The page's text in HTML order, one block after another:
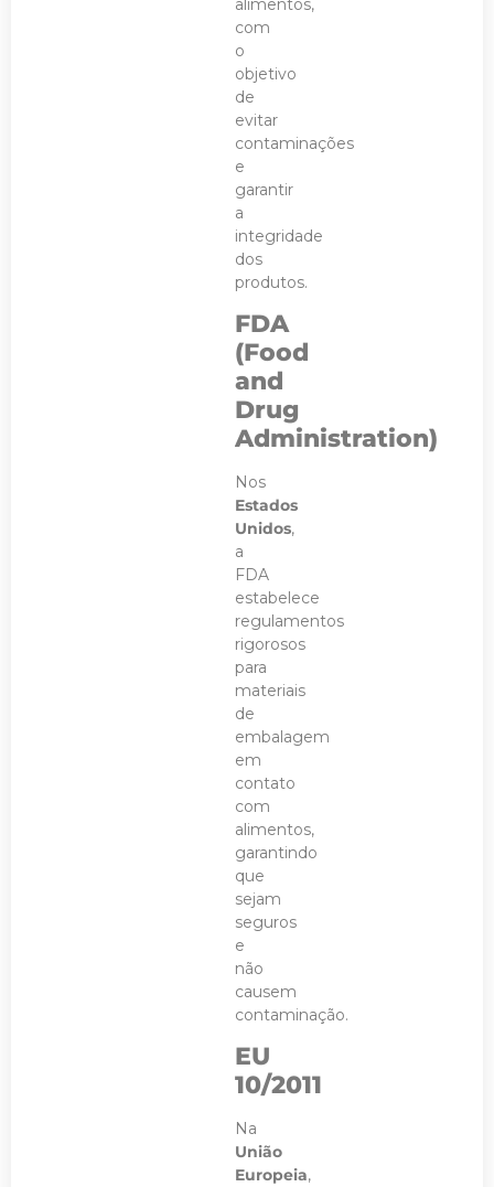
com
o
objetivo
de
evitar
contaminações
e
garantir
a
integridade
dos
produtos.
FDA
(Food
and
Drug
Administration)
Nos
Estados
Unidos,
a
FDA
estabelece
regulamentos
rigorosos
para
materiais
de
embalagem
em
contato
com
alimentos,
garantindo
que
sejam
seguros
e
não
causem
contaminação.
EU
10/2011
Na
União
Europeia,